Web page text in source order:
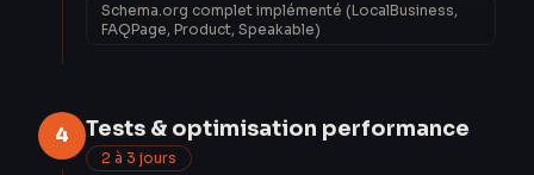
Schema.org complet implémenté (LocalBusiness,
FAQPage, Product, Speakable)
4 Tests & optimisation performance
2 à 3 jours